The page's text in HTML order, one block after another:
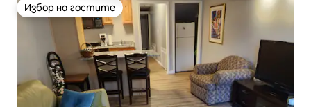
Избор на гостите
Избор на гостите